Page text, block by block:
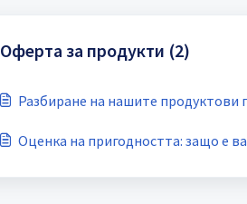
Оферта за продукти (2)
Разбиране на нашите продуктови
Оценка на пригодността: защо е